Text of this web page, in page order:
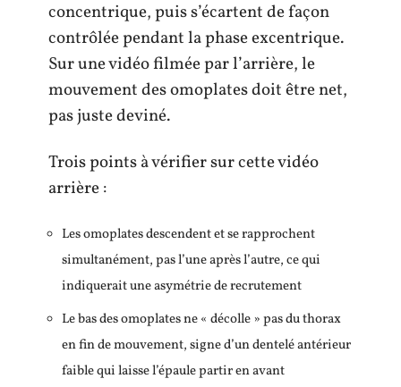
concentrique, puis s’écartent de façon
contrôlée pendant la phase excentrique.
Sur une vidéo filmée par l’arrière, le
mouvement des omoplates doit être net,
pas juste deviné.
Trois points à vérifier sur cette vidéo
arrière :
Les omoplates descendent et se rapprochent
simultanément, pas l’une après l’autre, ce qui
indiquerait une asymétrie de recrutement
Le bas des omoplates ne « décolle » pas du thorax
en fin de mouvement, signe d’un dentelé antérieur
faible qui laisse l’épaule partir en avant